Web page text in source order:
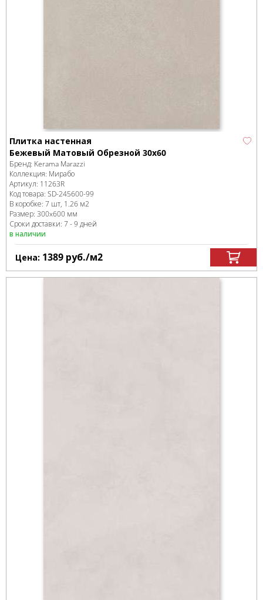
Плитка настенная
Бежевый Матовый Обрезной 30х60
Бренд: Kerama Marazzi
Коллекция: Мирабо
Артикул: 11263R
Код товара: SD-245600-99
В коробке: 7 шт, 1.26 м2
Размер: 300x600 мм
Сроки доставки: 7 - 9 дней
в наличии
Цена: 1389 руб./м2